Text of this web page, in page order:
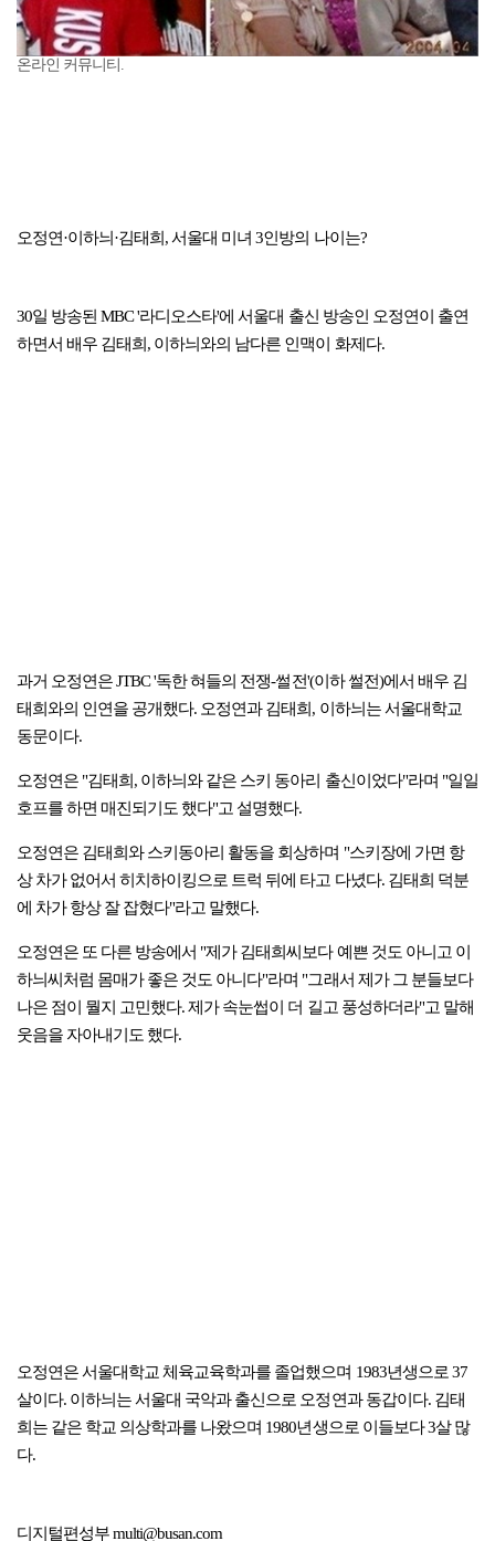
온라인 커뮤니티.
오정연·이하늬·김태희, 서울대 미녀 3인방의 나이는?
30일 방송된 MBC '라디오스타'에 서울대 출신 방송인 오정연이 출연
하면서 배우 김태희, 이하늬와의 남다른 인맥이 화제다.
과거 오정연은 JTBC '독한 혀들의 전쟁-썰전'(이하 썰전)에서 배우 김
태희와의 인연을 공개했다. 오정연과 김태희, 이하늬는 서울대학교
동문이다.
오정연은 "김태희, 이하늬와 같은 스키 동아리 출신이었다"라며 "일일
호프를 하면 매진되기도 했다"고 설명했다.
오정연은 김태희와 스키동아리 활동을 회상하며 "스키장에 가면 항
상 차가 없어서 히치하이킹으로 트럭 뒤에 타고 다녔다. 김태희 덕분
에 차가 항상 잘 잡혔다"라고 말했다.
오정연은 또 다른 방송에서 "제가 김태희씨보다 예쁜 것도 아니고 이
하늬씨처럼 몸매가 좋은 것도 아니다"라며 "그래서 제가 그 분들보다
나은 점이 뭘지 고민했다. 제가 속눈썹이 더 길고 풍성하더라"고 말해
웃음을 자아내기도 했다.
오정연은 서울대학교 체육교육학과를 졸업했으며 1983년생으로 37
살이다. 이하늬는 서울대 국악과 출신으로 오정연과 동갑이다. 김태
희는 같은 학교 의상학과를 나왔으며 1980년생으로 이들보다 3살 많
다.
디지털편성부 multi@busan.com